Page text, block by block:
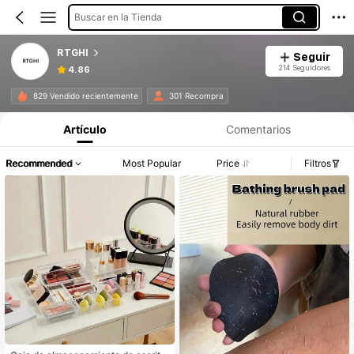
Buscar en la Tienda
RTGHI
4.86
Seguir
214 Seguidores
829 Vendido recientemente 301 Recompra
Artículo Comentarios
Recommended Most Popular Price Filtros